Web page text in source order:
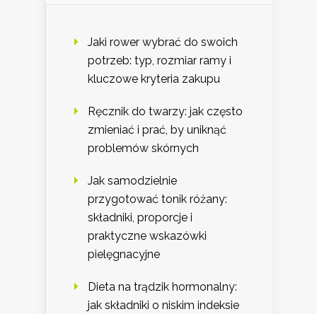
Jaki rower wybrać do swoich
potrzeb: typ, rozmiar ramy i
kluczowe kryteria zakupu
Ręcznik do twarzy: jak często
zmieniać i prać, by uniknąć
problemów skórnych
Jak samodzielnie
przygotować tonik różany:
składniki, proporcje i
praktyczne wskazówki
pielęgnacyjne
Dieta na trądzik hormonalny:
jak składniki o niskim indeksie